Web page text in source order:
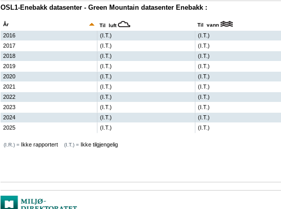
OSL1-Enebakk datasenter - Green Mountain datasenter Enebakk :
År Til luft Til vann
2016 (I.T.)
(I.T.)
2017
(I.T.)
(I.T.)
2018
(I.T.)
(I.T.)
2019
(I.T.)
(I.T.)
2020
(I.T.)
(I.T.)
2021
(I.T.)
(I.T.)
2022
(I.T.)
(I.T.)
2023
(I.T.)
(I.T.)
2024
(I.T.)
(I.T.)
2025
(I.T.) (I.T.)
(I.R.) = Ikke rapportert (I.T.) = Ikke tilgjengelig